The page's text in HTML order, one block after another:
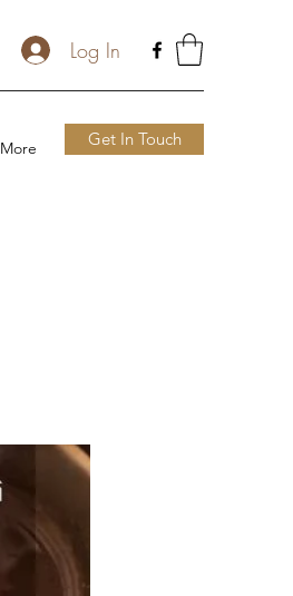
Log In
More Get In Touch